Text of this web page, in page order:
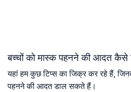
बच्चों को मास्क पहनने की आदत कैसे
यहां हम कुछ टिप्स का जिक्र कर रहे हैं,
पहनने की आदत डाल सकते हैं।